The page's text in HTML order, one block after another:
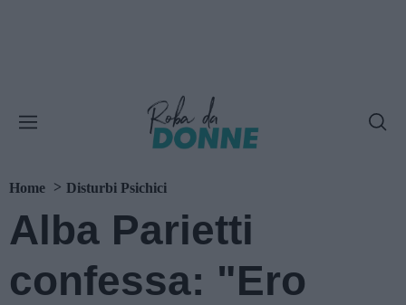
Home Disturbi Psichici
Alba Parietti
confessa: "Ero